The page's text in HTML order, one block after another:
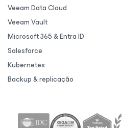
Veeam Data Cloud
Veeam Vault
Microsoft 365 & Entra ID
Salesforce
Kubernetes
Backup & replicação